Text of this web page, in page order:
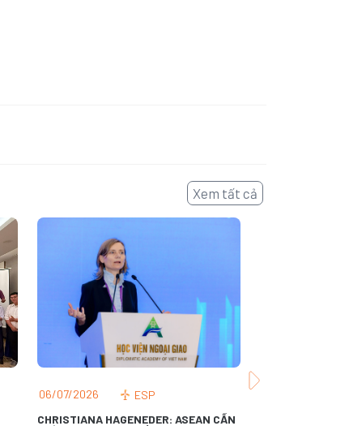
Xem tất cả
06/07/2026
ESP
CHRISTIANA HAGENEDER: ASEAN CẦN